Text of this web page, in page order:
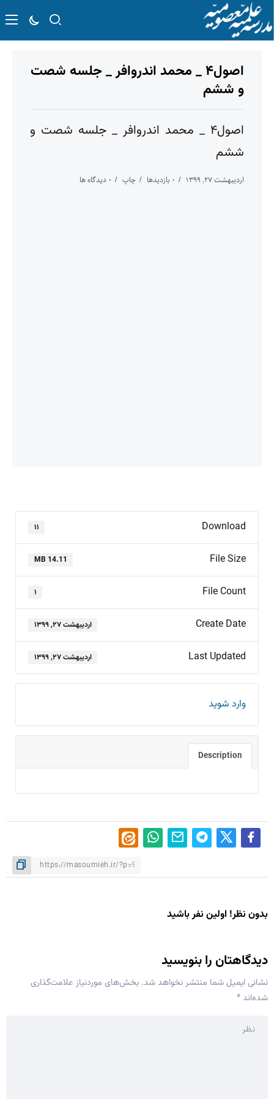
اصول۴ _ محمد اندروافر _ جلسه شصت
و ششم
اصول۴ _ محمد اندروافر _ جلسه شصت و
ششم
اردیبهشت ۲۷, ۱۳۹۹ ۰ بازدیدها چاپ ۰ دیدگاه ها
Download ۱۱
File Size
14.11 MB
File Count ۱
Create Date اردیبهشت ۲۷, ۱۳۹۹
Last Updated اردیبهشت ۲۷, ۱۳۹۹
وارد شوید
Description
بدون نظر! اولین نفر باشید
دیدگاهتان را بنویسید
نشانی ایمیل شما منتشر نخواهد شد. بخش‌های موردنیاز علامت‌گذاری
شده‌اند*